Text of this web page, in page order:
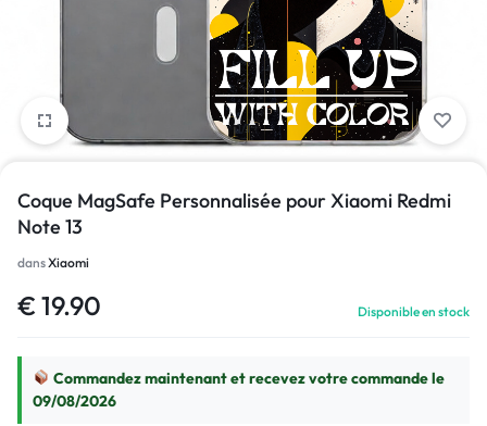
1/1
Coque MagSafe Personnalisée pour Xiaomi Redmi
Note 13
dansXiaomi
€ 19.90 Disponible en stock
Commandez maintenant et recevez votre commande le
09/08/2026